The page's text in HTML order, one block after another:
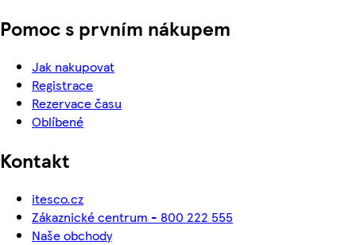
Pomoc s prvním nákupem
Jak nakupovat
Registrace
Rezervace času
Oblíbené
Kontakt
itesco.cz
Zákaznické centrum - 800 222 555
Naše obchody